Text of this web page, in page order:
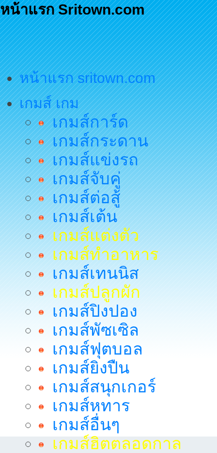
หน้าแรก Sritown.com
หน้าแรก sritown.com
เกมส์ เกม
เกมส์การ์ด
เกมส์กระดาน
เกมส์แข่งรถ
เกมส์จับคู่
เกมส์ต่อสู้
เกมส์เต้น
เกมส์แต่งตัว
เกมส์ทำอาหาร
เกมส์เทนนิส
เกมส์ปลูกผัก
เกมส์ปิงปอง
เกมส์พัซเซิล
เกมส์ฟุตบอล
เกมส์ยิงปืน
เกมส์สนุกเกอร์
เกมส์หทาร
เกมส์อื่นๆ
เกมส์ฮิตตลอดกาล